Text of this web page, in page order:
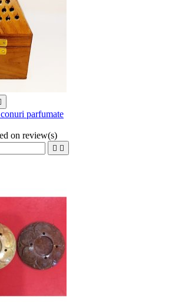
parfumate
on review(s)
 